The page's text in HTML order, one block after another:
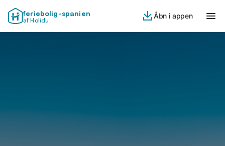
feriebolig-spanien
af Holidu
Åbn i appen